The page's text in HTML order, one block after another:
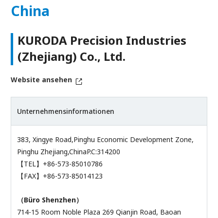
China
KURODA Precision Industries
(Zhejiang) Co., Ltd.
Website ansehen
Unternehmensinformationen
383, Xingye Road,Pinghu Economic Development Zone,
Pinghu Zhejiang,ChinaP.C:314200
【TEL】+86-573-85010786
【FAX】+86-573-85014123
（Büro Shenzhen）
714-15 Room Noble Plaza 269 Qianjin Road, Baoan